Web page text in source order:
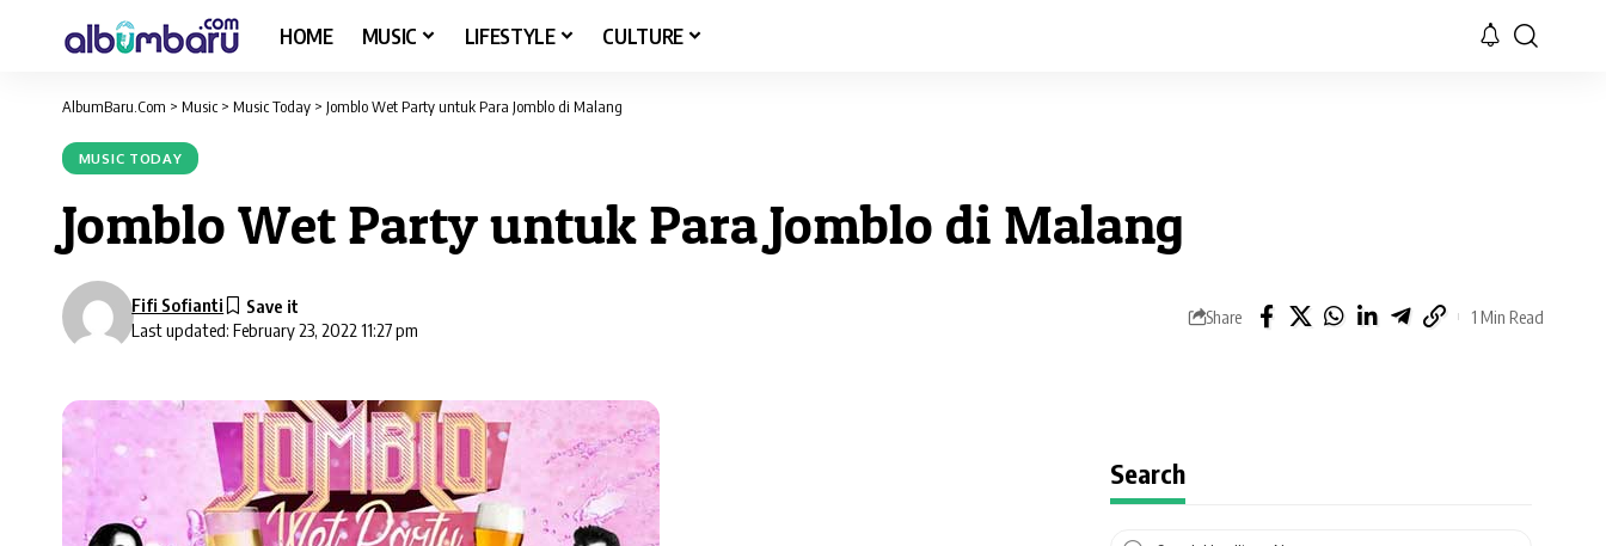
HOME MUSIC LIFESTYLE CULTURE
AlbumBaru.Com > Music > Music Today > Jomblo Wet Party untuk Para Jomblo di Malang
MUSIC TODAY
Jomblo Wet Party untuk Para Jomblo di Malang
Last updated: February 23, 2022 11:27 pm
Fifi Sofianti
Share 1 Min Read
Search